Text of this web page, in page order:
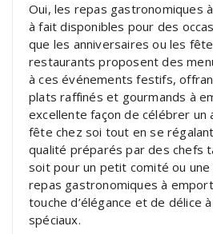
Oui, les repas gastronomiques
à fait disponibles pour des
que les anniversaires ou les
restaurants proposent des
à ces événements festifs,
plats raffinés et gourmands à
excellente façon de célébrer un
fête chez soi tout en se
qualité préparés par des chefs
soit pour un petit comité ou une
repas gastronomiques à
touche d’élégance et de délice
spéciaux.